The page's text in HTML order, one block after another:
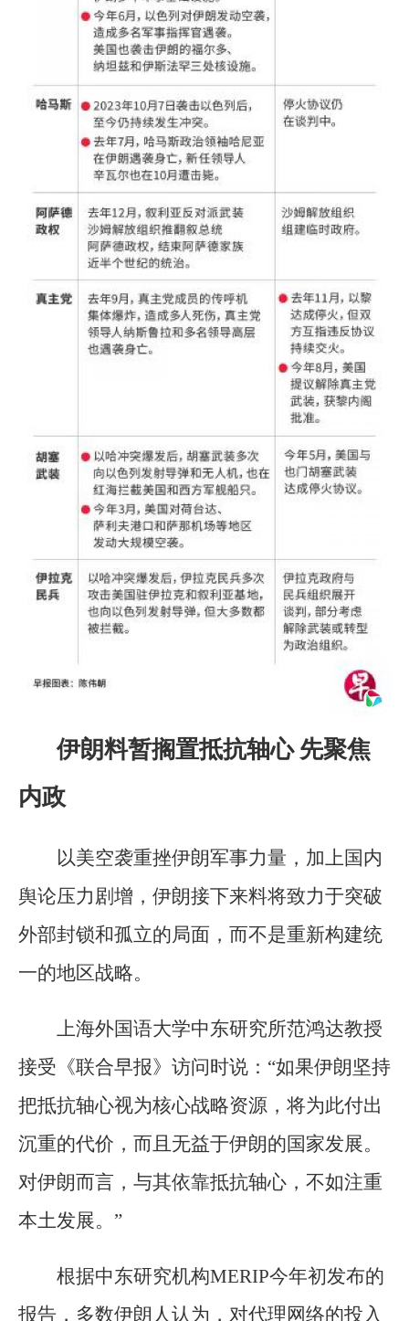
伊朗料暂搁置抵抗轴心 先聚焦
内政
以美空袭重挫伊朗军事力量，加上国内
舆论压力剧增，伊朗接下来料将致力于突破
外部封锁和孤立的局面，而不是重新构建统
一的地区战略。
上海外国语大学中东研究所范鸿达教授
接受《联合早报》访问时说：“如果伊朗坚持
把抵抗轴心视为核心战略资源，将为此付出
沉重的代价，而且无益于伊朗的国家发展。
对伊朗而言，与其依靠抵抗轴心，不如注重
本土发展。”
根据中东研究机构MERIP今年初发布的
报告，多数伊朗人认为，对代理网络的投入